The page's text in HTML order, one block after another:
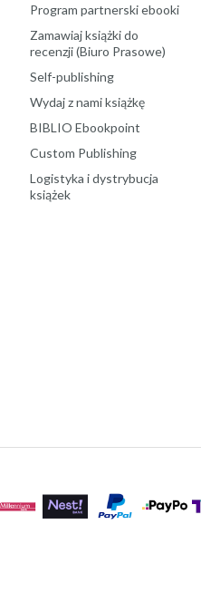
Program partnerski ebooki
Zamawiaj książki do
recenzji (Biuro Prasowe)
Self-publishing
Wydaj z nami książkę
BIBLIO Ebookpoint
Custom Publishing
Logistyka i dystrybucja
książek